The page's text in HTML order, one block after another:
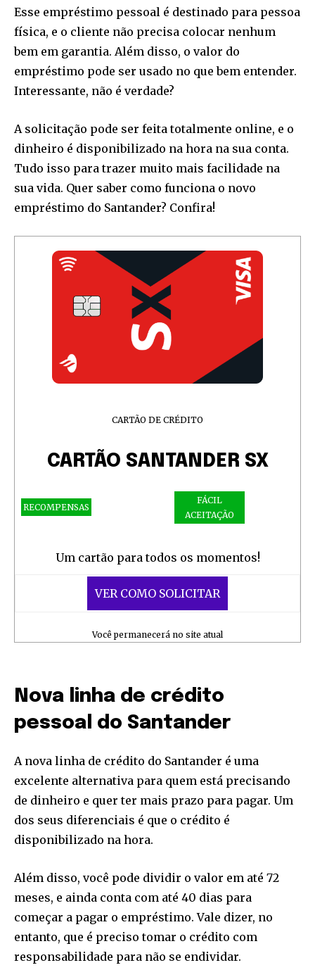
Esse empréstimo pessoal é destinado para pessoa
física, e o cliente não precisa colocar nenhum
bem em garantia. Além disso, o valor do
empréstimo pode ser usado no que bem entender.
Interessante, não é verdade?
A solicitação pode ser feita totalmente online, e o
dinheiro é disponibilizado na hora na sua conta.
Tudo isso para trazer muito mais facilidade na
sua vida. Quer saber como funciona o novo
empréstimo do Santander? Confira!
CARTÃO DE CRÉDITO
CARTÃO SANTANDER SX
RECOMPENSAS
FÁCIL
ACEITAÇÃO
Um cartão para todos os momentos!
VER COMO SOLICITAR
Você permanecerá no site atual
Nova linha de crédito
pessoal do Santander
A nova linha de crédito do Santander é uma
excelente alternativa para quem está precisando
de dinheiro e quer ter mais prazo para pagar. Um
dos seus diferenciais é que o crédito é
disponibilizado na hora.
Além disso, você pode dividir o valor em até 72
meses, e ainda conta com até 40 dias para
começar a pagar o empréstimo. Vale dizer, no
entanto, que é preciso tomar o crédito com
responsabilidade para não se endividar.